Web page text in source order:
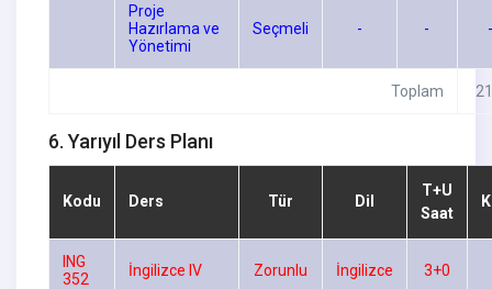
Proje
Hazırlama ve
Yönetimi
Seçmeli - -
Toplam
6. Yarıyıl Ders Planı
Kodu Ders Tür Dil
T+U
Saat
ING
352
İngilizce IV Zorunlu İngilizce 3+0